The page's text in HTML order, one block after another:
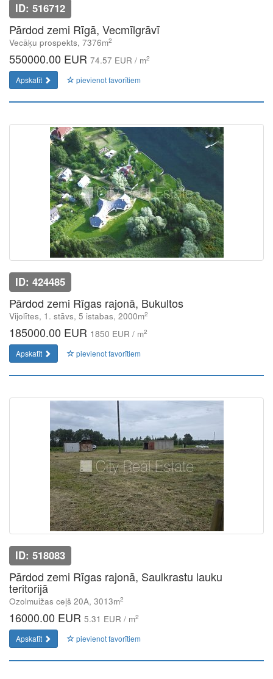
ID: 516712
Pārdod zemi Rīgā, Vecmīlgrāvī
Vecāķu prospekts, 7376m2
550000.00 EUR 74.57 EUR / m2
Apskatīt pievienot favorītiem
ID: 424485
Pārdod zemi Rīgas rajonā, Bukultos
Vijolītes, 1. stāvs, 5 istabas, 2000m2
185000.00 EUR 1850 EUR / m2
Apskatīt pievienot favorītiem
ID: 518083
Pārdod zemi Rīgas rajonā, Saulkrastu lauku
teritorijā
Ozolmuižas ceļš 20A, 3013m2
16000.00 EUR 5.31 EUR / m2
Apskatīt pievienot favorītiem